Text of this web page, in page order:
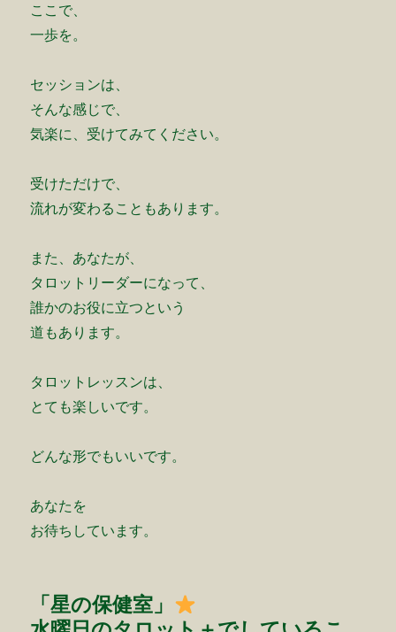
ここで、
一歩を。
セッションは、
そんな感じで、
気楽に、受けてみてください。
受けただけで、
流れが変わることもあります。
また、あなたが、
タロットリーダーになって、
誰かのお役に立つという
道もあります。
タロットレッスンは、
とても楽しいです。
どんな形でもいいです。
あなたを
お待ちしています。
「星の保健室」